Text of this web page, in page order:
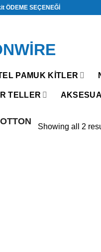
ÖDEME SEÇENEĞİ
PAMUK KITLER
TELLER
Showing all 2